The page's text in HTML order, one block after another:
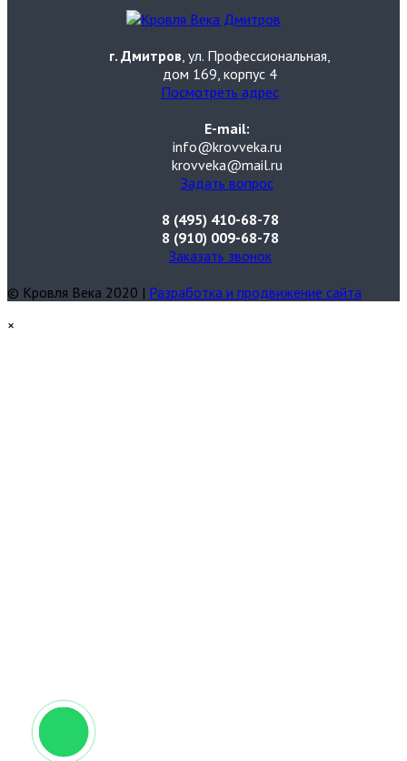
г. Дмитров , ул. Профессиональная,
дом 169, корпус 4
Посмотреть адрес
E-mail:
info@krovveka.ru
krovveka@mail.ru
Задать вопрос
8 (495) 410-68-78
8 (910) 009-68-78
Заказать звонок
© Кровля Века 2020 | Разработка и продвижение сайта
×